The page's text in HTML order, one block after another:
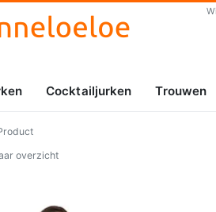
Cocktailjurken Trouwen
overzicht